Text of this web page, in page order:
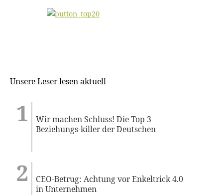
Unsere Leser lesen aktuell
Wir machen Schluss! Die Top 3
Beziehungs-killer der Deutschen
CEO-Betrug: Achtung vor Enkeltrick 4.0
in Unternehmen